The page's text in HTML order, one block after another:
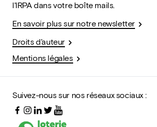
l'IRPA dans votre boîte mails.
En savoir plus sur notre newsletter
Droits d'auteur
Mentions légales
Suivez-nous sur nos réseaux sociaux :